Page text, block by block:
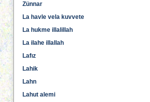
Zünnar
La havle vela kuvvete
La hukme illalillah
La ilahe illallah
Lafız
Lahik
Lahn
Lahut alemi